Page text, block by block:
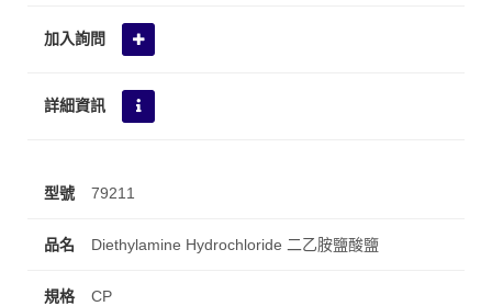
79211
Diethylamine Hydrochloride 二乙胺鹽酸鹽
CP